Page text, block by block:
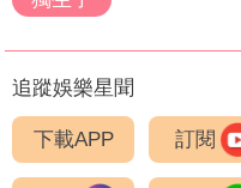
追蹤娛樂星聞
下載APP 訂閱